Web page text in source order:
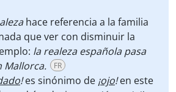
hace referencia a la familia
que ver con disminuir la
la realeza española pasa
Mallorca.
FR
!es sinónimo de ¡ojo!en este